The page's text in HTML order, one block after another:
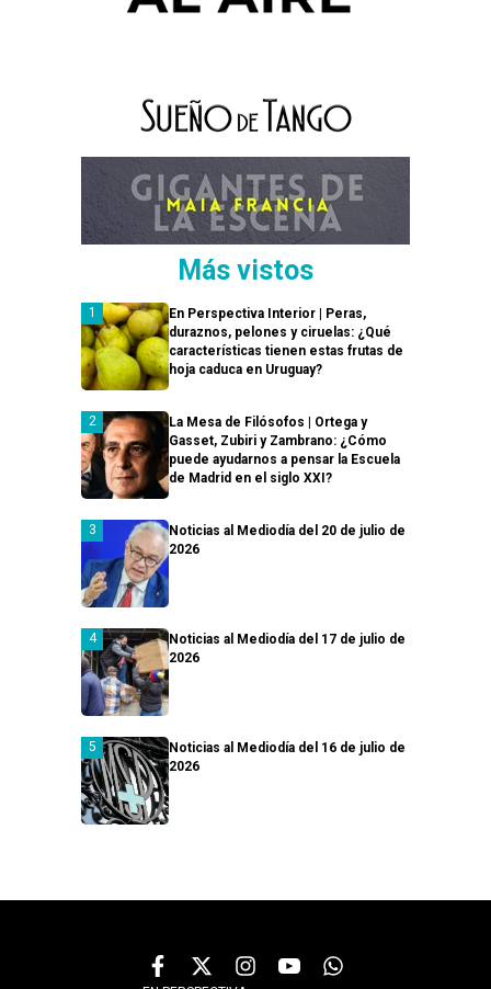
Más vistos
En Perspectiva Interior | Peras,
duraznos, pelones y ciruelas: ¿Qué
características tienen estas frutas de
hoja caduca en Uruguay?
La Mesa de Filósofos | Ortega y
Gasset, Zubiri y Zambrano: ¿Cómo
puede ayudarnos a pensar la Escuela
de Madrid en el siglo XXI?
Noticias al Mediodía del 20 de julio de
2026
Noticias al Mediodía del 17 de julio de
2026
Noticias al Mediodía del 16 de julio de
2026